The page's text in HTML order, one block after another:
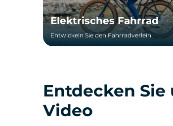
Elektrisches Fahrrad
Entwickeln Sie den Fahrradverleih
Entdecken
Video